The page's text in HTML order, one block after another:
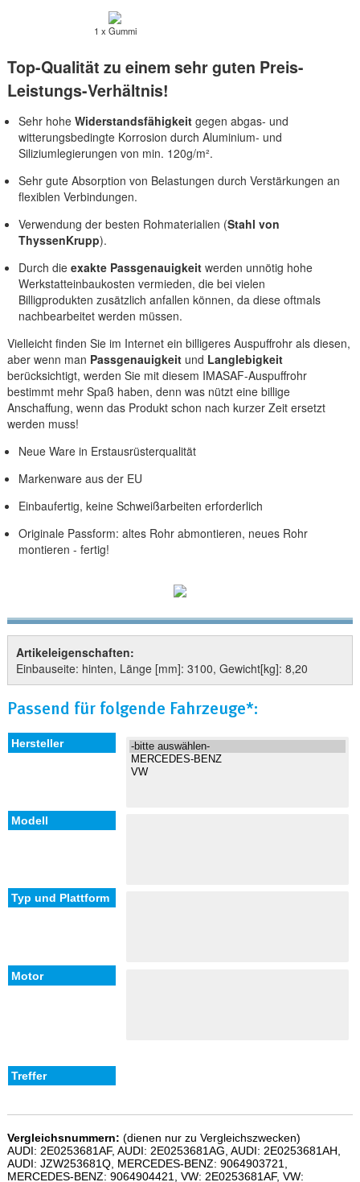
1 x Gummi
Top-Qualität zu einem sehr guten Preis-
Leistungs-Verhältnis!
Sehr hohe Widerstandsfähigkeit gegen abgas- und
witterungsbedingte Korrosion durch Aluminium- und
Siliziumlegierungen von min. 120g/m².
Sehr gute Absorption von Belastungen durch Verstärkungen an
flexiblen Verbindungen.
Verwendung der besten Rohmaterialien (Stahl von
ThyssenKrupp).
Durch dieexakte Passgenauigkeitwerden unnötig hohe
Werkstatteinbaukosten vermieden, die bei vielen
Billigprodukten zusätzlich anfallen können, da diese oftmals
nachbearbeitet werden müssen.
Vielleicht finden Sie im Internet ein billigeres Auspuffrohr als diesen,
aber wenn man Passgenauigkeit und Langlebigkeit
berücksichtigt, werden Sie mit diesem IMASAF-Auspuffrohr
bestimmt mehr Spaß haben, denn was nützt eine billige
Anschaffung, wenn das Produkt schon nach kurzer Zeit ersetzt
werden muss!
Neue Ware in Erstausrüsterqualität
Markenware aus der EU
Einbaufertig, keine Schweißarbeiten erforderlich
Originale Passform: altes Rohr abmontieren, neues Rohr
montieren - fertig!
Artikeleigenschaften:
Einbauseite: hinten, Länge [mm]: 3100, Gewicht[kg]: 8,20
Passend für folgende Fahrzeuge*:
Vergleichsnummern: (dienen nur zu Vergleichszwecken)
AUDI: 2E0253681AF, AUDI: 2E0253681AG, AUDI: 2E0253681AH,
AUDI: JZW253681Q, MERCEDES-BENZ: 9064903721,
MERCEDES-BENZ: 9064904421, VW: 2E0253681AF, VW: